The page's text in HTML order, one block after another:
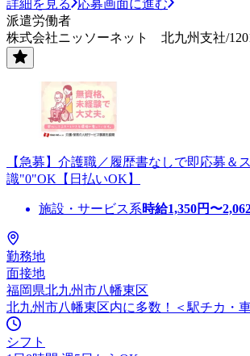
詳細を見る
応募画面に進む
派遣労働者
株式会社ニッソーネット 北九州支社/
【急募】介護職／履歴書なしで即応募＆
識"0"OK【日払いOK】
施設・サービス系時給1,350円〜
勤務地
面接地
福岡県北九州市八幡東区
北九州市八幡東区内に多数！＜駅チカ・
シフト